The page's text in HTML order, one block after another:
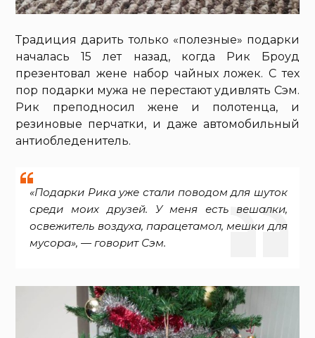
Традиция дарить только «полезные» подарки
началась 15 лет назад, когда Рик Броуд
презентовал жене набор чайных ложек. С тех
пор подарки мужа не перестают удивлять Сэм.
Рик преподносил жене и полотенца, и
резиновые перчатки, и даже автомобильный
антиобледенитель.
«Подарки Рика уже стали поводом для шуток
среди моих друзей. У меня есть вешалки,
освежитель воздуха, парацетамол, мешки для
мусора», — говорит Сэм.